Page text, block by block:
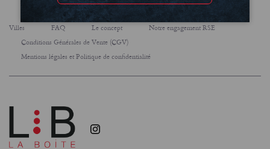
Villes FAQ Le concept
Notre engagement RSE
Conditions Générales de Vente (CGV)
Mentions légales et Politique de confidentialité